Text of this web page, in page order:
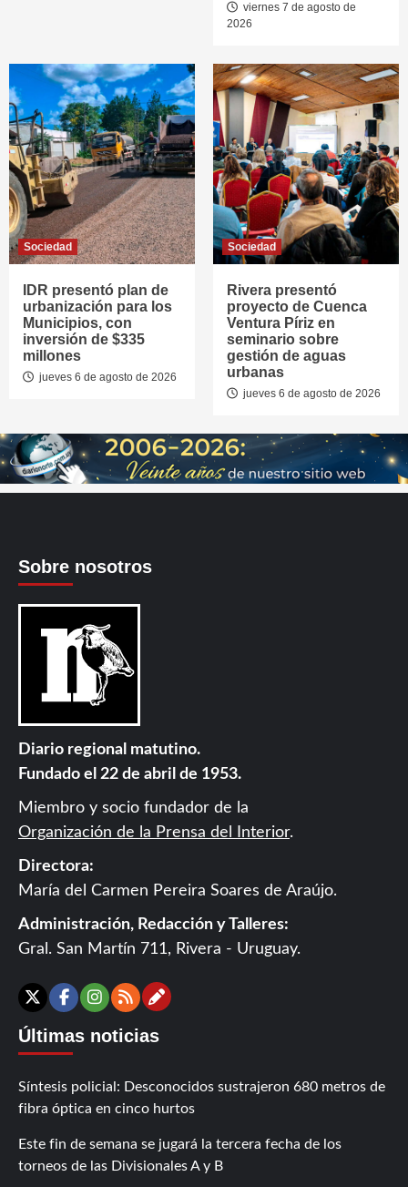
viernes 7 de agosto de
2026
Sociedad
IDR presentó plan de
urbanización para los
Municipios, con
inversión de $335
millones
jueves 6 de agosto de 2026
Sociedad
Rivera presentó
proyecto de Cuenca
Ventura Píriz en
seminario sobre
gestión de aguas
urbanas
jueves 6 de agosto de 2026
Sobre nosotros
Diario regional matutino.
Fundado el 22 de abril de 1953.
Miembro y socio fundador de la
Organización de la Prensa del Interior.
Directora:
María del Carmen Pereira Soares de Araújo.
Administración, Redacción y Talleres:
Gral. San Martín 711, Rivera - Uruguay.
X Facebook
Instagram
RSSContáctanos
Últimas noticias
Síntesis policial: Desconocidos sustrajeron 680 metros de
fibra óptica en cinco hurtos
Este fin de semana se jugará la tercera fecha de los
torneos de las Divisionales A y B